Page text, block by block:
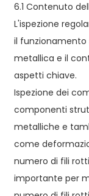
6.1 Contenuto
L'ispezione
il
metallica e il
aspetti chiave.
Ispezione dei
componenti
metalliche e
come
numero di fili
importante per